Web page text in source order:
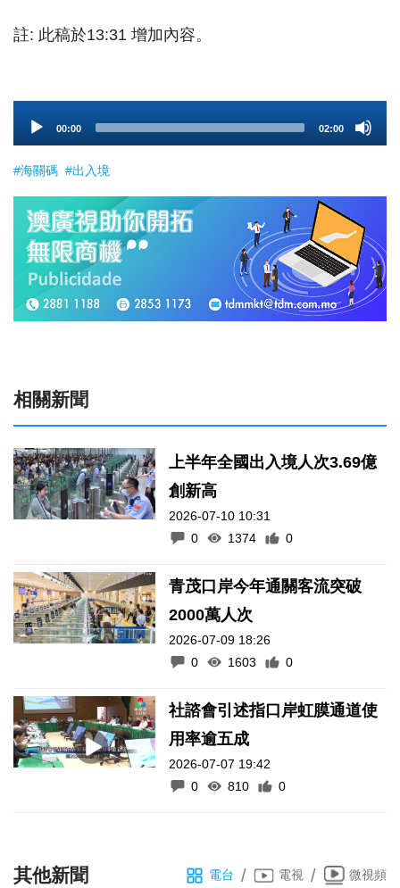
註: 此稿於13:31 增加內容。
Player
00:00 02:00
#海關碼 #出入境
相關新聞
上半年全國出入境人次3.69億
創新高
2026-07-10 10:31
0
1374 0
青茂口岸今年通關客流突破
2000萬人次
2026-07-09 18:26
0
1603 0
社諮會引述指口岸虹膜通道使
用率逾五成
2026-07-07 19:42
0
810 0
其他新聞 電台 / 電視 / 微視頻